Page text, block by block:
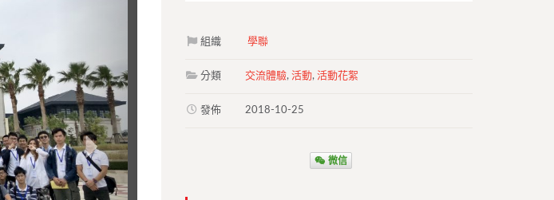
組織 學聯
分類 交流體驗,活動,活動花絮
發佈 2018-10-25
微信